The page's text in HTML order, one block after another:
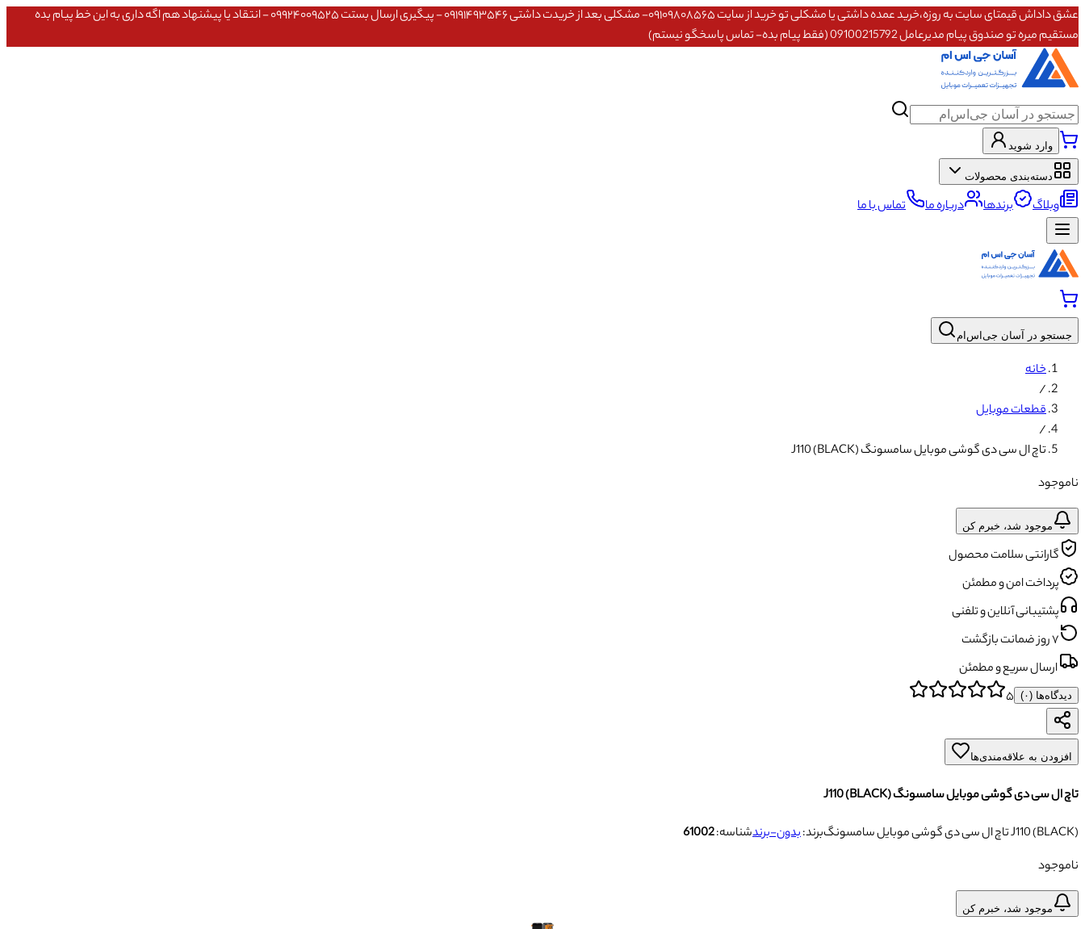
عشق داداش قیمتای سایت به روزه،خرید عمده داشتی یا مشکلی تو خرید از سایت ۰۹۱۰۹۸۰۸۵۶۵- مشکلی بعد از خریدت داشتی ۰۹۱۹۱۴۹۳۵۴۶ - پیگیری ارسال بستت ۰۹۹۲۴۰۰۹۵۲۵ - انتقاد یا پیشنهاد هم اگه داری به این خط پیام بده
مستقیم میره تو صندوق پیام مدیرعامل 09100215792 (فقط پیام بده- تماس پاسخگو نیستم)
وارد شوید
دسته‌بندی محصولات
وبلاگ برندها درباره ما تماس با ما
جستجو در آسان جی‌اس‌ام
خانه
/
قطعات موبایل
/
تاچ ال سی دی گوشی موبایل سامسونگ J110 (BLACK)
ناموجود
موجود شد، خبرم کن
گارانتی سلامت محصول
پرداخت امن و مطمئن
پشتیبانی آنلاین و تلفنی
۷ روز ضمانت بازگشت
ارسال سریع و مطمئن
دیدگاه‌ها (۰) ۵
افزودن به علاقه‌مندی‌ها
تاچ ال سی دی گوشی موبایل سامسونگ J110 (BLACK)
تاچ ال سی دی گوشی موبایل سامسونگ J110 (BLACK)
برند:بدون-برندشناسه:61002
ناموجود
موجود شد، خبرم کن